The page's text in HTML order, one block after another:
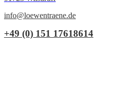
info@loewentraene.de
+49 (0) 151 17618614